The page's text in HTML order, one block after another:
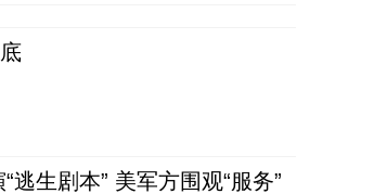
逃生剧本” 美军方围观“服务”